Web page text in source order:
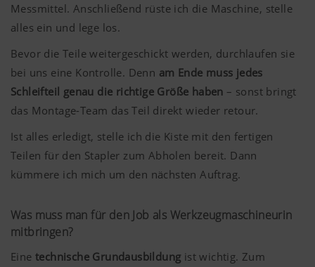
Messmittel. Anschließend rüste ich die Maschine, stelle
alles ein und lege los.
Bevor die Teile weitergeschickt werden, durchlaufen sie
bei uns eine Kontrolle. Denn am Ende muss jedes
Schleifteil genau die richtige Größe haben – sonst bringt
das Montage-Team das Teil direkt wieder retour.
Ist alles erledigt, stelle ich die Kiste mit den fertigen
Teilen für den Stapler zum Abholen bereit. Dann
kümmere ich mich um den nächsten Auftrag.
Was muss man für den Job als Werkzeugmaschineurin
mitbringen?
Eine technische Grundausbildung ist wichtig. Zum